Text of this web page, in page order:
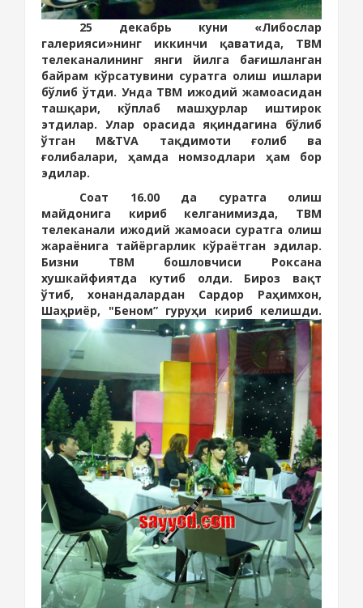
25 декабрь куни «Либослар
галерияси»нинг иккинчи қаватида, ТВМ
телеканалининг янги йилга бағишланган
байрам кўрсатувини суратга олиш ишлари
бўлиб ўтди. Унда ТВМ ижодий жамоасидан
ташқари, кўплаб машҳурлар иштирок
этдилар. Улар орасида яқиндагина бўлиб
ўтган M&TVA тақдимоти ғолиб ва
ғолибалари, ҳамда номзодлари ҳам бор
эдилар.
Соат 16.00 да суратга олиш
майдонига кириб келганимизда, ТВМ
телеканали ижодий жамоаси суратга олиш
жараёнига тайёргарлик кўраётган эдилар.
Бизни ТВМ бошловчиси Роксана
хушкайфиятда кутиб олди. Бироз вақт
ўтиб, хонандалардан Сардор Раҳимхон,
Шаҳриёр, "Беном” гуруҳи кириб келишди.